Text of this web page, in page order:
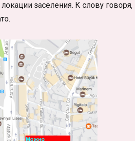
заселения. К слову говоря,